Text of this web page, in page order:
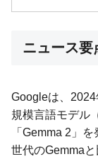
ニュース要
Googleは、
規模言語モデル
「Gemma 2」
世代のGemma